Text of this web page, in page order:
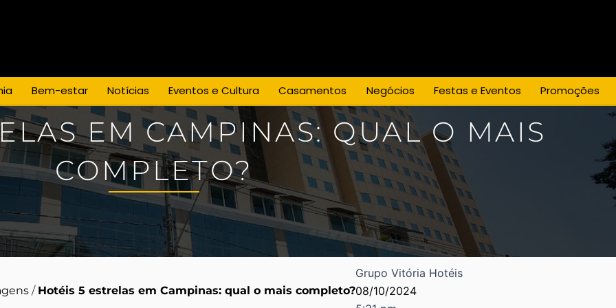
Bem-estar Notícias Eventos e Cultura Casamentos Negócios Festas e Eventos Promoções
EM CAMPINAS: QUAL O MAIS
COMPLETO?
/ Hotéis 5 estrelas em Campinas: qual o mais completo?
Grupo Vitória Hotéis
08/10/2024